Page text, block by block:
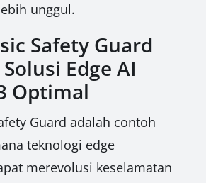
unggul.
Safety Guard
Edge AI
Optimal
Guard adalah contoh
teknologi edge
merevolusi keselamatan